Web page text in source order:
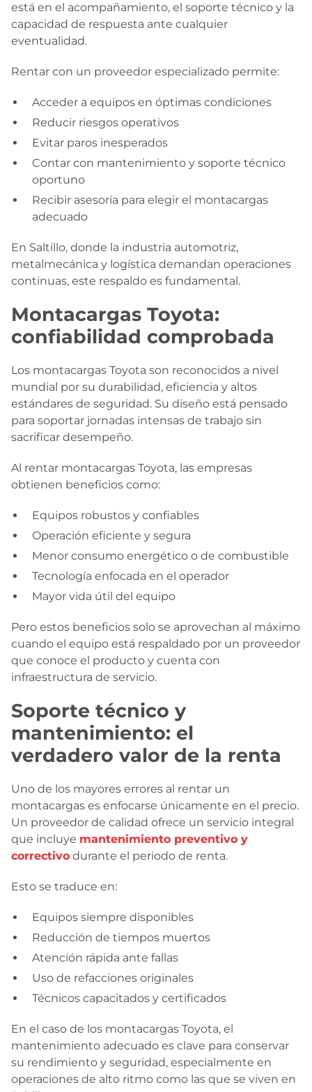
está en el acompañamiento, el soporte técnico y la
capacidad de respuesta ante cualquier
eventualidad.
Rentar con un proveedor especializado permite:
Acceder a equipos en óptimas condiciones
Reducir riesgos operativos
Evitar paros inesperados
Contar con mantenimiento y soporte técnico
oportuno
Recibir asesoría para elegir el montacargas
adecuado
En Saltillo, donde la industria automotriz,
metalmecánica y logística demandan operaciones
continuas, este respaldo es fundamental.
Montacargas Toyota:
confiabilidad comprobada
Los montacargas Toyota son reconocidos a nivel
mundial por su durabilidad, eficiencia y altos
estándares de seguridad. Su diseño está pensado
para soportar jornadas intensas de trabajo sin
sacrificar desempeño.
Al rentar montacargas Toyota, las empresas
obtienen beneficios como:
Equipos robustos y confiables
Operación eficiente y segura
Menor consumo energético o de combustible
Tecnología enfocada en el operador
Mayor vida útil del equipo
Pero estos beneficios solo se aprovechan al máximo
cuando el equipo está respaldado por un proveedor
que conoce el producto y cuenta con
infraestructura de servicio.
Soporte técnico y
mantenimiento: el
verdadero valor de la renta
Uno de los mayores errores al rentar un
montacargas es enfocarse únicamente en el precio.
Un proveedor de calidad ofrece un servicio integral
que incluye mantenimiento preventivo y
correctivo durante el periodo de renta.
Esto se traduce en:
Equipos siempre disponibles
Reducción de tiempos muertos
Atención rápida ante fallas
Uso de refacciones originales
Técnicos capacitados y certificados
En el caso de los montacargas Toyota, el
mantenimiento adecuado es clave para conservar
su rendimiento y seguridad, especialmente en
operaciones de alto ritmo como las que se viven en